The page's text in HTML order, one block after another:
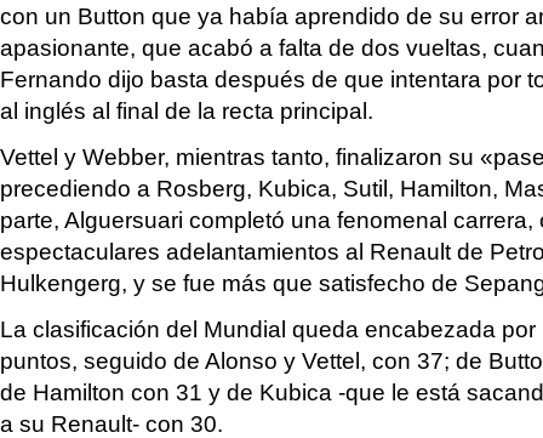
con un Button que ya había aprendido de su error
apasionante, que acabó a falta de dos vueltas,
Fernando dijo basta después de que intentara por
al inglés al final de la recta principal.
Vettel y Webber, mientras tanto, finalizaron su
precediendo a Rosberg, Kubica, Sutil, Hamilton,
parte, Alguersuari completó una fenomenal carrera,
espectaculares adelantamientos al Renault de
Hulkengerg, y se fue más que satisfecho de
La clasificación del Mundial queda encabezada
puntos, seguido de Alonso y Vettel, con 37; de
de Hamilton con 31 y de Kubica -que le está
a su Renault- con 30.